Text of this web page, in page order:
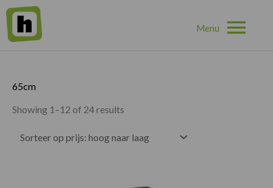
Home»
65cm
Showing 1–12 of 24 results